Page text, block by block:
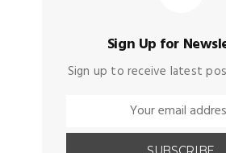
Sign Up for
Sign up to receive latest